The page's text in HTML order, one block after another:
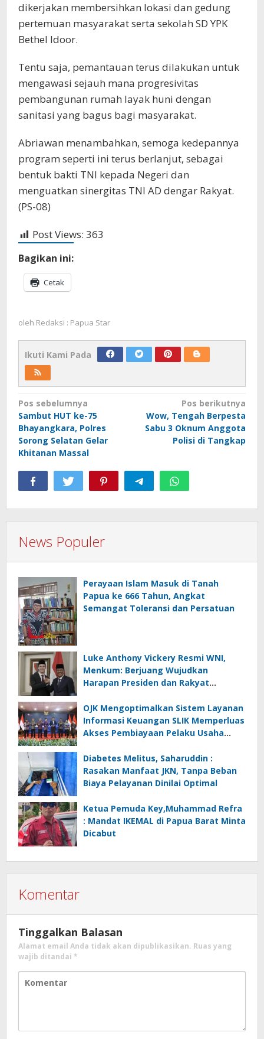
dikerjakan membersihkan lokasi dan gedung
pertemuan masyarakat serta sekolah SD YPK
Bethel Idoor.
Tentu saja, pemantauan terus dilakukan untuk
mengawasi sejauh mana progresivitas
pembangunan rumah layak huni dengan
sanitasi yang bagus bagi masyarakat.
Abriawan menambahkan, semoga kedepannya
program seperti ini terus berlanjut, sebagai
bentuk bakti TNI kepada Negeri dan
menguatkan sinergitas TNI AD dengar Rakyat.
(PS-08)
Post Views: 363
Bagikan ini:
Cetak
oleh Redaksi : Papua Star
Ikuti Kami Pada
Navigasi
pos
Pos sebelumnya
Sambut HUT ke-75
Bhayangkara, Polres
Sorong Selatan Gelar
Khitanan Massal
Pos berikutnya
Wow, Tengah Berpesta
Sabu 3 Oknum Anggota
Polisi di Tangkap
News Populer
Perayaan Islam Masuk di Tanah
Papua ke 666 Tahun, Angkat
Semangat Toleransi dan Persatuan
Luke Anthony Vickery Resmi WNI,
Menkum: Berjuang Wujudkan
Harapan Presiden dan Rakyat
OJK Mengoptimalkan Sistem Layanan
Informasi Keuangan SLIK Memperluas
Akses Pembiayaan Pelaku Usaha
Diabetes Melitus, Saharuddin :
Rasakan Manfaat JKN, Tanpa Beban
Biaya Pelayanan Dinilai Optimal
Ketua Pemuda Key,Muhammad Refra
: Mandat IKEMAL di Papua Barat Minta
Dicabut
Komentar
Tinggalkan Balasan
Alamat email Anda tidak akan dipublikasikan. Ruas yang
wajib ditandai *